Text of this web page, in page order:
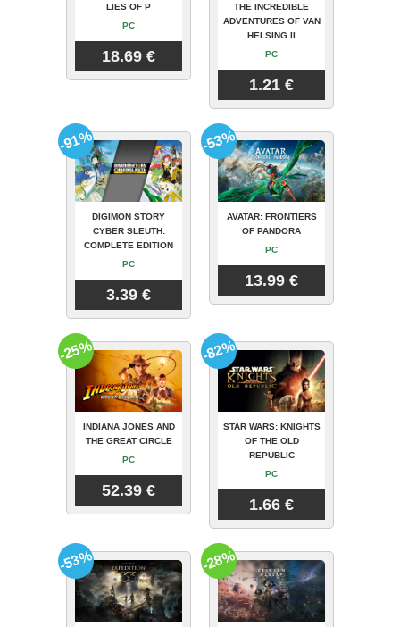
LIES OF P
PC
18.69 €
THE INCREDIBLE
ADVENTURES OF VAN
HELSING II
PC
1.21 €
DIGIMON STORY
CYBER SLEUTH:
COMPLETE EDITION
PC
3.39 €
-91%
AVATAR: FRONTIERS
OF PANDORA
PC
13.99 €
-53%
INDIANA JONES AND
THE GREAT CIRCLE
PC
52.39 €
-25%
STAR WARS: KNIGHTS
OF THE OLD
REPUBLIC
PC
1.66 €
-82%
-53% -28%